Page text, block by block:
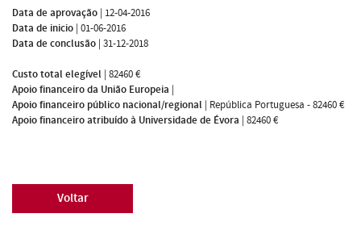
Data de aprovação | 12-04-2016
Data de inicio | 01-06-2016
Data de conclusão | 31-12-2018
Custo total elegível | 82460 €
Apoio financeiro da União Europeia |
Apoio financeiro público nacional/regional | República Portuguesa - 82460 €
Apoio financeiro atribuído à Universidade de Évora | 82460 €
Voltar